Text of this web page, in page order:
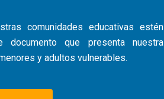
comunidades educativas estén
documento que presenta nuestra
y adultos vulnerables.